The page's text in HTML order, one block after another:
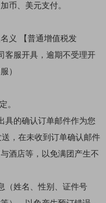
币、美元支付。
义
【普通增值税发
客服开具，逾期不受理开
）
。
具的确认订单邮件作为您
，在未收到订单确认邮件
酒店等，以免满团产生不
（姓名、性别、证件号